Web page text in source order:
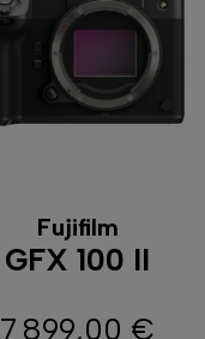
Fujifilm
GFX 100 II
7 899,00 €